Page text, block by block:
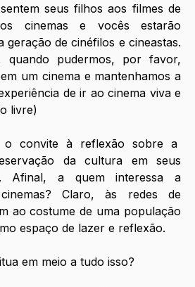
seus filhos aos filmes de
cinemas e vocês estarão
de cinéfilos e cineastas.
quando pudermos, por favor,
um cinema e mantenhamos a
de ir ao cinema viva e
livre)
o convite à reflexão sobre a
da cultura em seus
Afinal, a quem interessa a
Claro, às redes de
ao costume de uma população
espaço de lazer e reflexão.
em meio a tudo isso?